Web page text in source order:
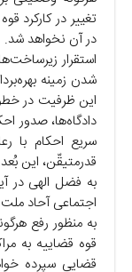
تغییر در کارکرد
در آن نخواهد شد.
استقرار
شدن زمینه
این ظرفیت در
دادگاه‌ها، صدور
سریع احکام با
قدرمتیقّن، این
به فضل الهی در
اجتماعی آحاد
به منظور رفع
قوه قضاییه به
قضایی سپرده